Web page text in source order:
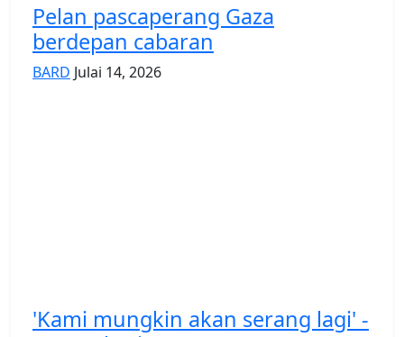
Pelan pascaperang Gaza
berdepan cabaran
BARD Julai 14, 2026
'Kami mungkin akan serang lagi' -